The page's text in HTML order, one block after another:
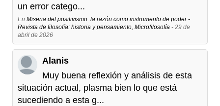
un error catego...
En Miseria del positivismo: la razón como instrumento de poder -
Revista de filosofía: historia y pensamiento, Microfilosofía - 29 de
abril de 2026
Alanis
Muy buena reflexión y análisis de esta
situación actual, plasma bien lo que está
sucediendo a esta g...